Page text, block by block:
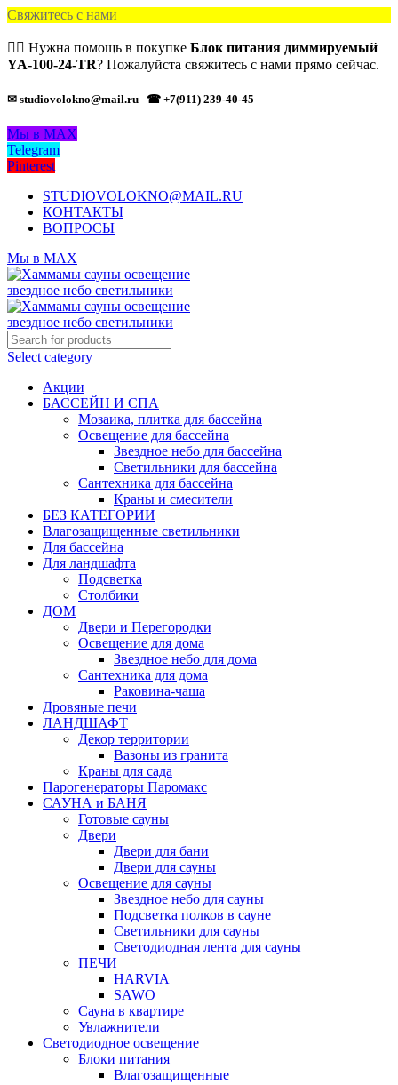
Свяжитесь с нами
🙋‍♂️ Нужна помощь в покупке Блок питания диммируемый
YA-100-24-TR? Пожалуйста свяжитесь с нами прямо сейчас.
✉ studiovolokno@mail.ru ☎ +7(911) 239-40-45
Мы в MAX
Telegram
Pinterest
STUDIOVOLOKNO@MAIL.RU
КОНТАКТЫ
ВОПРОСЫ
Мы в MAX
Select category
Акции
БАССЕЙН И СПА
Мозаика, плитка для бассейна
Освещение для бассейна
Звездное небо для бассейна
Светильники для бассейна
Сантехника для бассейна
Краны и смесители
БЕЗ КАТЕГОРИИ
Влагозащищенные светильники
Для бассейна
Для ландшафта
Подсветка
Столбики
ДОМ
Двери и Перегородки
Освещение для дома
Звездное небо для дома
Сантехника для дома
Раковина-чаша
Дровяные печи
ЛАНДШАФТ
Декор территории
Вазоны из гранита
Краны для сада
Парогенераторы Паромакс
САУНА и БАНЯ
Готовые сауны
Двери
Двери для бани
Двери для сауны
Освещение для сауны
Звездное небо для сауны
Подсветка полков в сауне
Светильники для сауны
Светодиодная лента для сауны
ПЕЧИ
HARVIA
SAWO
Сауна в квартире
Увлажнители
Светодиодное освещение
Блоки питания
Влагозащищенные